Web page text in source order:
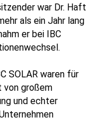
war Dr. Haft
als ein Jahr lang
er bei IBC
SOLAR waren für
von großem
und echter